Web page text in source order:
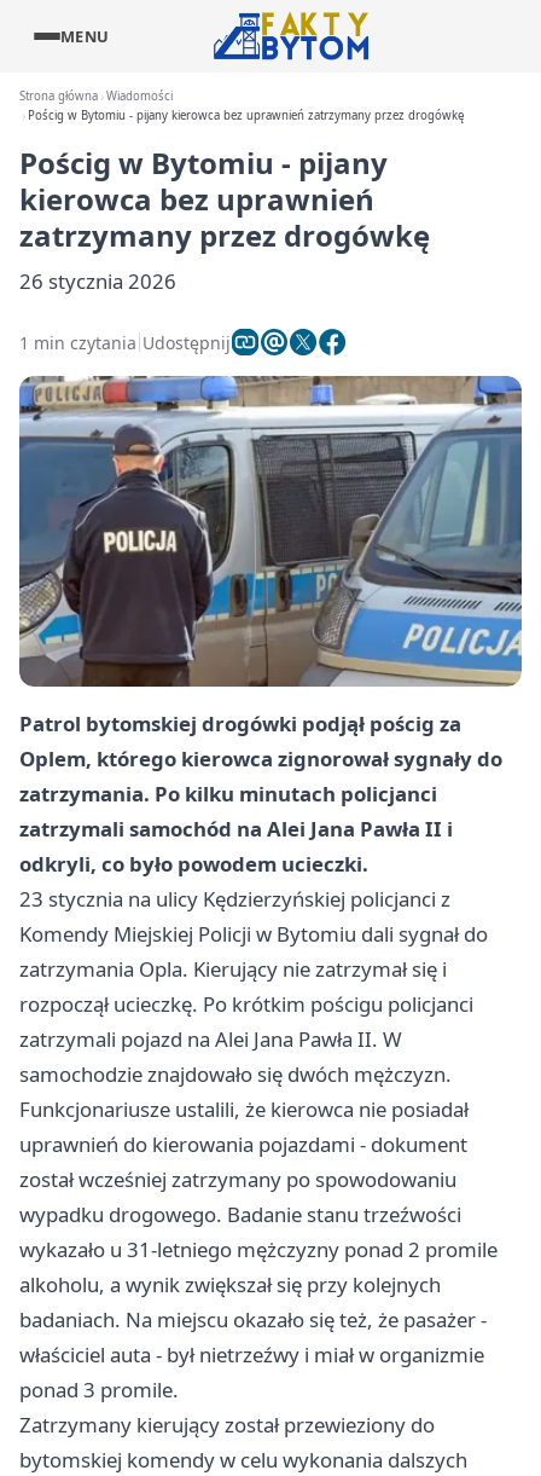
MENU
Strona główna Wiadomości
Pościg w Bytomiu - pijany kierowca bez uprawnień zatrzymany przez drogówkę
Pościg w Bytomiu - pijany
kierowca bez uprawnień
zatrzymany przez drogówkę
26 stycznia 2026
1 min czytania Udostępnij
Patrol bytomskiej drogówki podjął pościg za
Oplem, którego kierowca zignorował sygnały do
zatrzymania. Po kilku minutach policjanci
zatrzymali samochód na Alei Jana Pawła II i
odkryli, co było powodem ucieczki.
23 stycznia na ulicy Kędzierzyńskiej policjanci z
Komendy Miejskiej Policji w Bytomiu dali sygnał do
zatrzymania Opla. Kierujący nie zatrzymał się i
rozpoczął ucieczkę. Po krótkim pościgu policjanci
zatrzymali pojazd na Alei Jana Pawła II. W
samochodzie znajdowało się dwóch mężczyzn.
Funkcjonariusze ustalili, że kierowca nie posiadał
uprawnień do kierowania pojazdami - dokument
został wcześniej zatrzymany po spowodowaniu
wypadku drogowego. Badanie stanu trzeźwości
wykazało u 31-letniego mężczyzny ponad 2 promile
alkoholu, a wynik zwiększał się przy kolejnych
badaniach. Na miejscu okazało się też, że pasażer -
właściciel auta - był nietrzeźwy i miał w organizmie
ponad 3 promile.
Zatrzymany kierujący został przewieziony do
bytomskiej komendy w celu wykonania dalszych